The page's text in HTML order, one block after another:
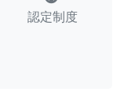
認定制度